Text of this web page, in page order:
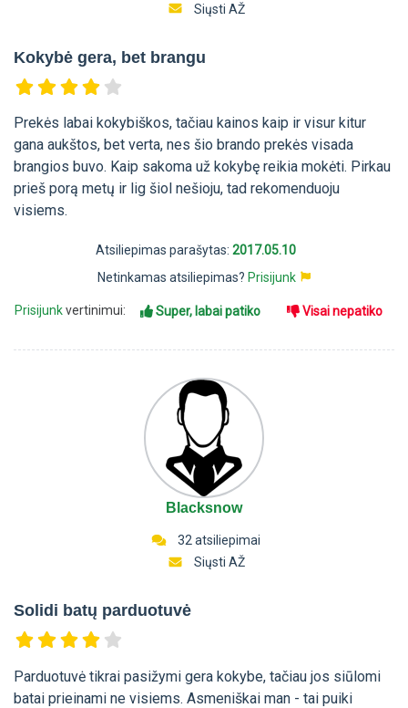
Siųsti AŽ
Kokybė gera, bet brangu
Prekės labai kokybiškos, tačiau kainos kaip ir visur kitur
gana aukštos, bet verta, nes šio brando prekės visada
brangios buvo. Kaip sakoma už kokybę reikia mokėti. Pirkau
prieš porą metų ir lig šiol nešioju, tad rekomenduoju
visiems.
Atsiliepimas parašytas: 2017.05.10
Netinkamas atsiliepimas? Prisijunk
Prisijunkvertinimui: Super, labai patiko Visai nepatiko
Blacksnow
32 atsiliepimai
Siųsti AŽ
Solidi batų parduotuvė
Parduotuvė tikrai pasižymi gera kokybe, tačiau jos siūlomi
batai prieinami ne visiems. Asmeniškai man - tai puiki